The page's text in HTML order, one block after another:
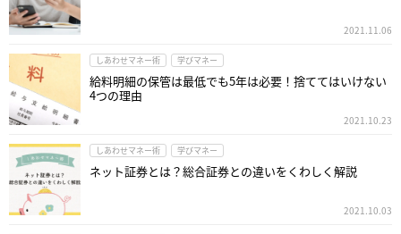
2021.11.06
しあわせマネー術 学びマネー
給料明細の保管は最低でも5年は必要！捨ててはいけない
4つの理由
2021.10.23
しあわせマネー術 学びマネー
ネット証券とは？総合証券との違いをくわしく解説
2021.10.03